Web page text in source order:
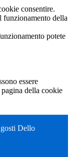
consentire.
funzionamento della
potete
essere
della cookie
Dello